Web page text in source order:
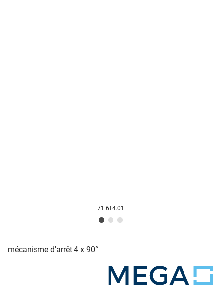
71.614.01
mécanisme d'arrêt 4 x 90°